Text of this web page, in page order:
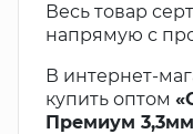
Весь товар
напрямую с
В интернет-
купить оптом
Премиум